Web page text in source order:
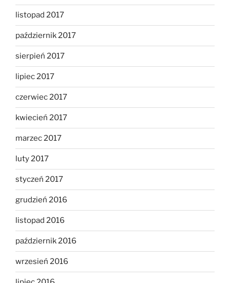
listopad 2017
październik 2017
sierpień 2017
lipiec 2017
czerwiec 2017
kwiecień 2017
marzec 2017
luty 2017
styczeń 2017
grudzień 2016
listopad 2016
październik 2016
wrzesień 2016